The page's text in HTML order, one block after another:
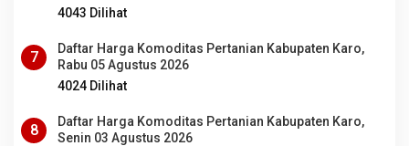
4043 Dilihat
7
Daftar Harga Komoditas Pertanian Kabupaten Karo,
Rabu 05 Agustus 2026
4024 Dilihat
8
Daftar Harga Komoditas Pertanian Kabupaten Karo,
Senin 03 Agustus 2026